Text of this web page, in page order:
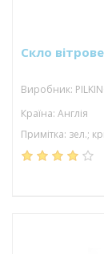
Скло вітрове
Виробник:
Країна: Англія